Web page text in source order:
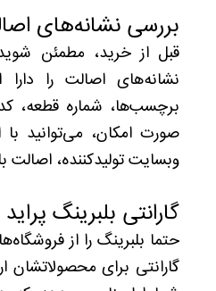
بررسی نشانه‌های
قبل از خرید، مطمئن
نشانه‌های اصالت را
برچسب‌ها، شماره قطعه،
صورت امکان، می‌توانید با
وبسایت تولیدکننده، اصالت
گارانتی بلبرینگ پراید
حتما بلبرینگ را از
گارانتی برای محصولاتشان